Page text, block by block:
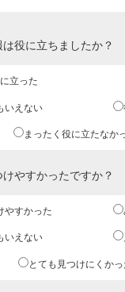
役に立ちましたか？
立った
いえない
まったく役に立たなか
やすかったですか？
やすかった
いえない
とても見つけにくかっ